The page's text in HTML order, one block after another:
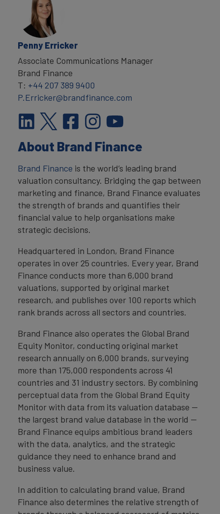
Penny Erricker
Associate Communications Manager
Brand Finance
T: +44 207 389 9400
P.Erricker@brandfinance.com
About Brand Finance
Brand Finance is the world’s leading brand
valuation consultancy. Bridging the gap between
marketing and finance, Brand Finance evaluates
the strength of brands and quantifies their
financial value to help organisations make
strategic decisions.
Headquartered in London, Brand Finance
operates in over 25 countries. Every year, Brand
Finance conducts more than 6,000 brand
valuations, supported by original market
research, and publishes over 100 reports which
rank brands across all sectors and countries.
Brand Finance also operates the Global Brand
Equity Monitor, conducting original market
research annually on 6,000 brands, surveying
more than 175,000 respondents across 41
countries and 31 industry sectors. By combining
perceptual data from the Global Brand Equity
Monitor with data from its valuation database —
the largest brand value database in the world —
Brand Finance equips ambitious brand leaders
with the data, analytics, and the strategic
guidance they need to enhance brand and
business value.
In addition to calculating brand value, Brand
Finance also determines the relative strength of